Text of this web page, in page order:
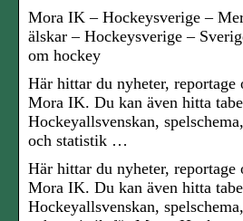
Mora IK – Hockeysverige –
älskar – Hockeysverige –
om hockey
Här hittar du nyheter,
Mora IK. Du kan även hitta
Hockeyallsvenskan,
och statistik …
Här hittar du nyheter,
Mora IK. Du kan även hitta
Hockeyallsvenskan,